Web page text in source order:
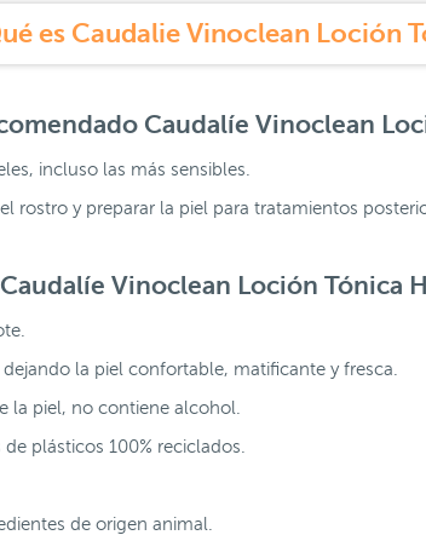
es Caudalie Vinoclean Loción
Caudalíe Vinoclean
incluso las más sensibles.
rostro y preparar la piel para tratamientos
Caudalíe Vinoclean Loción Tónica
dejando la piel confortable, matificante y fresca.
la piel, no contiene alcohol.
de plásticos 100% reciclados.
de origen animal.